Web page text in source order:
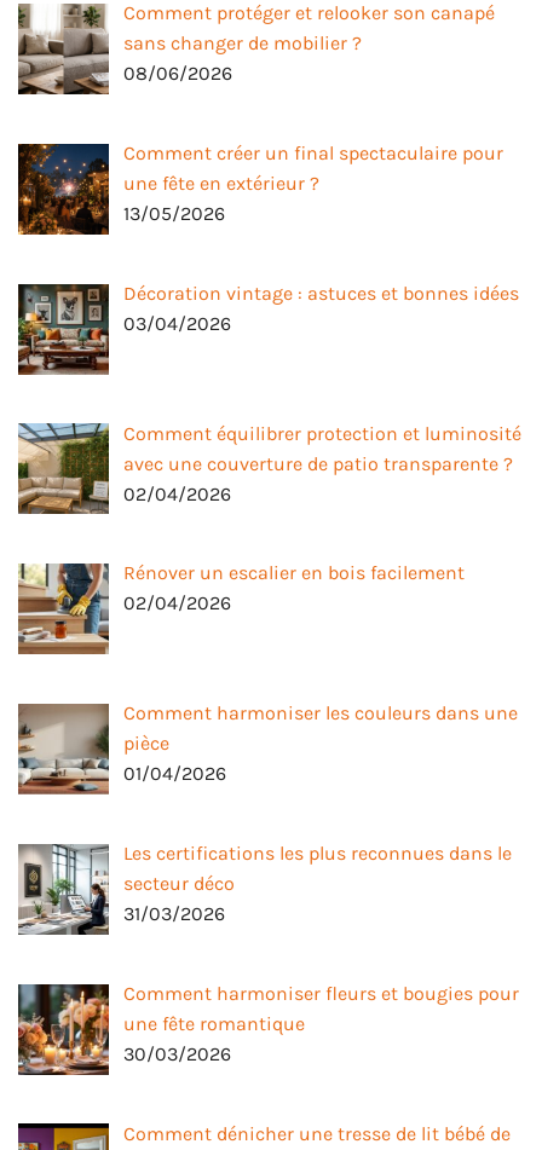
Comment protéger et relooker son canapé
sans changer de mobilier ?
08/06/2026
Comment créer un final spectaculaire pour
une fête en extérieur ?
13/05/2026
Décoration vintage : astuces et bonnes idées
03/04/2026
Comment équilibrer protection et luminosité
avec une couverture de patio transparente ?
02/04/2026
Rénover un escalier en bois facilement
02/04/2026
Comment harmoniser les couleurs dans une
pièce
01/04/2026
Les certifications les plus reconnues dans le
secteur déco
31/03/2026
Comment harmoniser fleurs et bougies pour
une fête romantique
30/03/2026
Comment dénicher une tresse de lit bébé de